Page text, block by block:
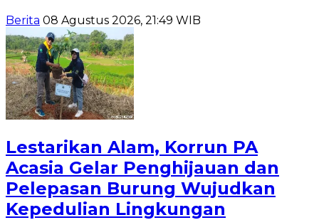
Berita 08 Agustus 2026, 21:49 WIB
Lestarikan Alam, Korrun PA
Acasia Gelar Penghijauan dan
Pelepasan Burung Wujudkan
Kepedulian Lingkungan